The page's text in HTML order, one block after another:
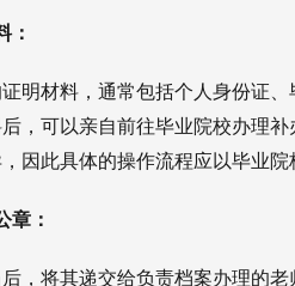
：
明材料，通常包括个人身份证
，可以亲自前往毕业院校办理
因此具体的操作流程应以毕业院
章：
，将其递交给负责档案办理的